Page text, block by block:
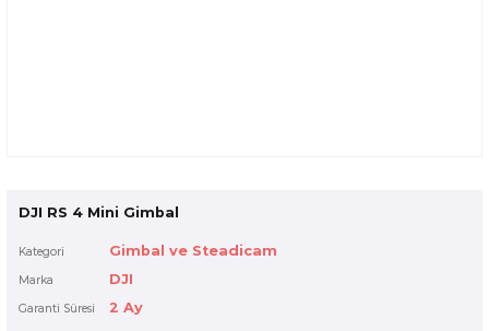
DJI RS 4 Mini Gimbal
Kategori Gimbal ve Steadicam
Marka DJI
Garanti Süresi 2 Ay